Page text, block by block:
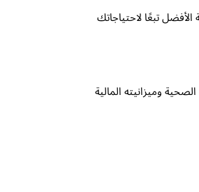
تبعًا لاحتياجاتك
وميزانيته المالية